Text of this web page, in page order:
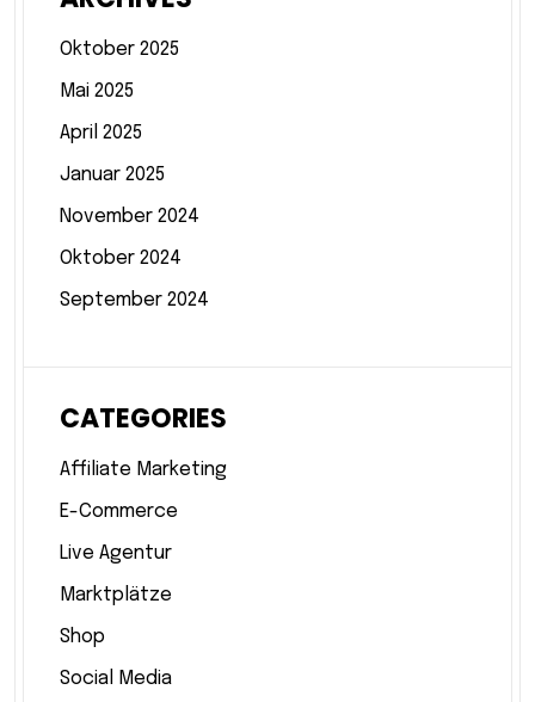
Oktober 2025
Mai 2025
April 2025
Januar 2025
November 2024
Oktober 2024
September 2024
CATEGORIES
Affiliate Marketing
E-Commerce
Live Agentur
Marktplätze
Shop
Social Media